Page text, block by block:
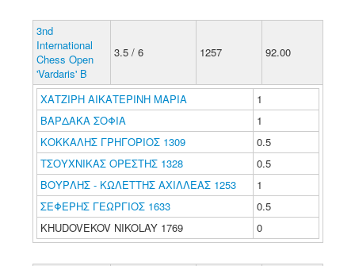
3nd
International
Chess Open
'Vardaris' B
3.5 / 6 1257 92.00
ΧΑΤΖΙΡΗ ΑΙΚΑΤΕΡΙΝΗ ΜΑΡΙΑ
1
ΒΑΡΔΑΚΑ ΣΟΦΙΑ
1
ΚΟΚΚΑΛΗΣ ΓΡΗΓΟΡΙΟΣ 1309
0.5
ΤΣΟΥΧΝΙΚΑΣ ΟΡΕΣΤΗΣ 1328
0.5
ΒΟΥΡΛΗΣ - ΚΩΛΕΤΤΗΣ ΑΧΙΛΛΕΑΣ 1253
1
ΣΕΦΕΡΗΣ ΓΕΩΡΓΙΟΣ 1633
0.5
KHUDOVEKOV NIKOLAY 1769
0